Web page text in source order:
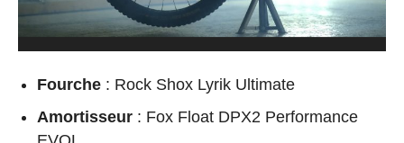
Fourche : Rock Shox Lyrik Ultimate
Amortisseur : Fox Float DPX2 Performance